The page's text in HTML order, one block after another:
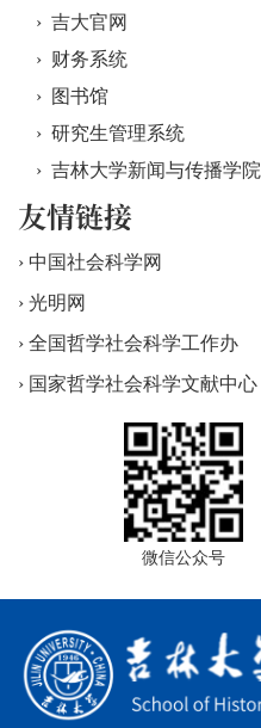
› 吉大官网
› 财务系统
› 图书馆
› 研究生管理系统
› 吉林大学新闻与传播学院
友情链接
› 中国社会科学网
› 光明网
› 全国哲学社会科学工作办
› 国家哲学社会科学文献中心
微信公众号